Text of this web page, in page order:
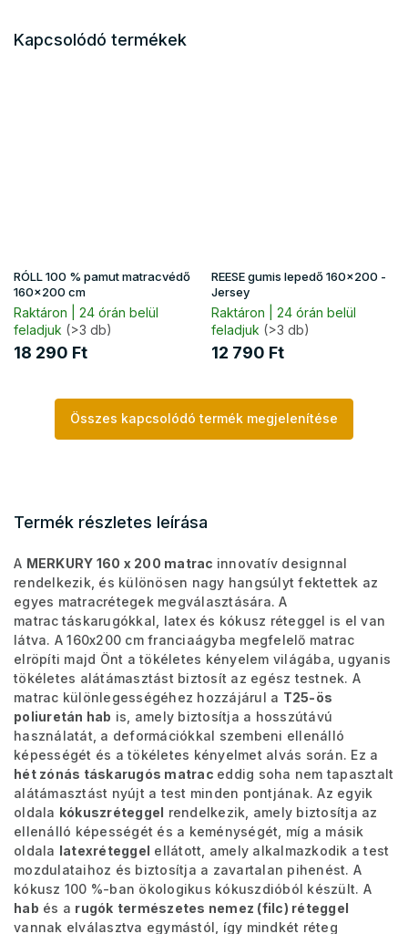
Kapcsolódó termékek
RÓLL 100 % pamut matracvédő
160x200 cm
Raktáron | 24 órán belül
feladjuk (>3 db)
18 290 Ft
REESE gumis lepedő 160x200 -
Jersey
Raktáron | 24 órán belül
feladjuk (>3 db)
12 790 Ft
Összes kapcsolódó termék megjelenítése
Termék részletes leírása
A MERKURY 160 x 200 matrac innovatív designnal
rendelkezik, és különösen nagy hangsúlyt fektettek az
egyes matracrétegek megválasztására. A
matrac táskarugókkal, latex és kókusz réteggel is el van
látva. A 160x200 cm franciaágyba megfelelő matrac
elröpíti majd Önt a tökéletes kényelem világába, ugyanis
tökéletes alátámasztást biztosít az egész testnek. A
matrac különlegességéhez hozzájárul a T25-ös
poliuretán hab is, amely biztosítja a hosszútávú
használatát, a deformációkkal szembeni ellenálló
képességét és a tökéletes kényelmet alvás során. Ez a
hét zónás táskarugós matrac eddig soha nem tapasztalt
alátámasztást nyújt a test minden pontjának. Az egyik
oldala kókuszréteggel rendelkezik, amely biztosítja az
ellenálló képességét és a keménységét, míg a másik
oldala latexréteggel ellátott, amely alkalmazkodik a test
mozdulataihoz és biztosítja a zavartalan pihenést. A
kókusz 100 %-ban ökologikus kókuszdióból készült. A
hab és a rugók természetes nemez (filc) réteggel
vannak elválasztva egymástól, így mindkét réteg